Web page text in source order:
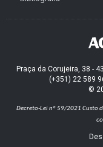
Praça da Corujeira, 38 -
(+351) 22 589
©
Decreto-Lei nº 59/2021 Custo